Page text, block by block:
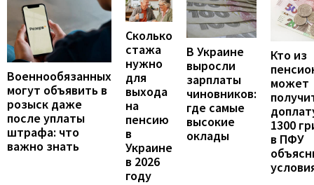
Военнообязанных
могут объявить в
розыск даже
после уплаты
штрафа: что
важно знать
Сколько
стажа
нужно
для
выхода
на
пенсию
в
Украине
в 2026
году
В Украине
выросли
зарплаты
чиновников:
где самые
высокие
оклады
Кто из
может
1300
в ПФУ